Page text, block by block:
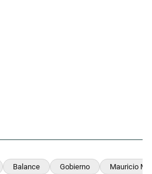
Balance Gobierno Mauricio